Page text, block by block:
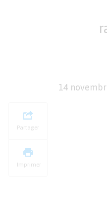
14
Partager
Imprimer